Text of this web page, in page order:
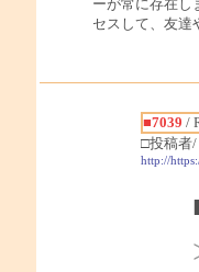
ーが常に存在し
セスして、友達
■7039 /
□投稿者/
http://